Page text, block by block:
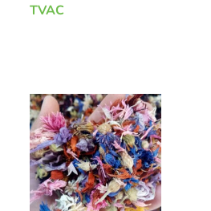
TVAC